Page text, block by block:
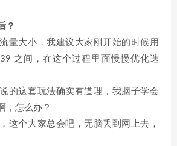
？
量大小，我建议大家刚开始的时候用
之间，在这个过程里面慢慢优化迭
的这套玩法确实有道理，我脑子学会
，怎么办？
这个大家总会吧，无脑丢到网上去，